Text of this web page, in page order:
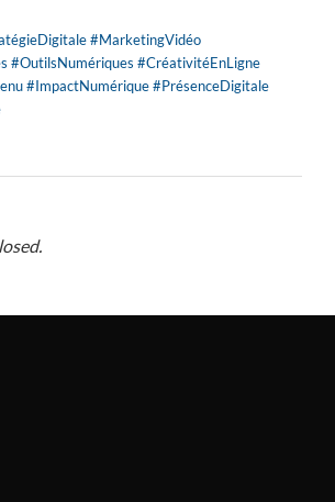
#MarketingVidéo
#OutilsNumériques #CréativitéEnLigne
#ImpactNumérique #PrésenceDigitale